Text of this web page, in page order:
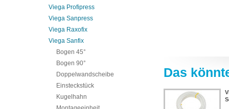
Das
Viega Profipress
Viega Sanpress
Viega Raxofix
Viega Sanfix
Bogen 45°
Bogen 90°
Doppelwandscheibe
Einsteckstück
Kugelhahn